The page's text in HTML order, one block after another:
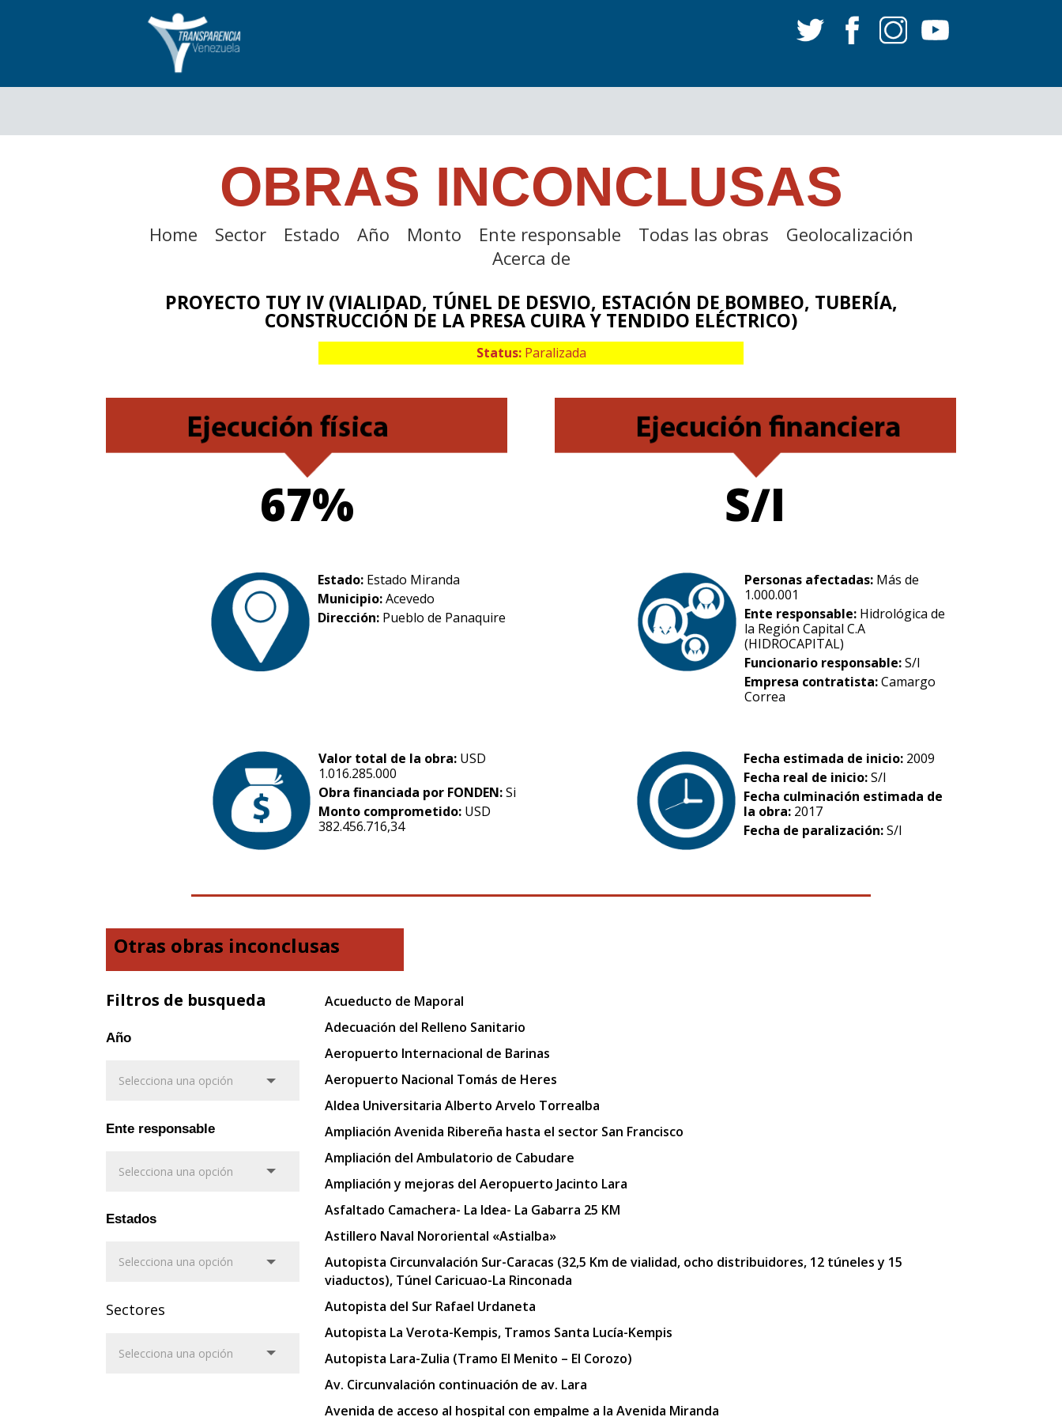
OBRAS INCONCLUSAS
Home Sector Estado Año Monto Ente responsable Todas las obras
Geolocalización
Acerca de
PROYECTO TUY IV (VIALIDAD, TÚNEL DE DESVIO, ESTACIÓN DE BOMBEO, TUBERÍA,
CONSTRUCCIÓN DE LA PRESA CUIRA Y TENDIDO ELÉCTRICO)
Status: Paralizada
67% S/I
Estado: Estado Miranda
Municipio:Acevedo
Dirección: Pueblo de Panaquire
Personas afectadas: Más de
1.000.001
Ente responsable: Hidrológica de
la Región Capital C.A
(HIDROCAPITAL)
Funcionario responsable:S/I
Empresa contratista:Camargo
Correa
Valor total de la obra: USD
1.016.285.000
Obra financiada por FONDEN:Si
Monto comprometido: USD
382.456.716,34
Fecha estimada de inicio: 2009
Fecha real de inicio:S/I
Fecha culminación estimada de
la obra: 2017
Fecha de paralización:S/I
Otras obras inconclusas
Filtros de busqueda
Año
Ente responsable
Estados
Sectores
Acueducto de Maporal
Adecuación del Relleno Sanitario
Aeropuerto Internacional de Barinas
Aeropuerto Nacional Tomás de Heres
Aldea Universitaria Alberto Arvelo Torrealba
Ampliación Avenida Ribereña hasta el sector San Francisco
Ampliación del Ambulatorio de Cabudare
Ampliación y mejoras del Aeropuerto Jacinto Lara
Asfaltado Camachera- La Idea- La Gabarra 25 KM
Astillero Naval Nororiental «Astialba»
Autopista Circunvalación Sur-Caracas (32,5 Km de vialidad, ocho distribuidores, 12 túneles y 15
viaductos), Túnel Caricuao-La Rinconada
Autopista del Sur Rafael Urdaneta
Autopista La Verota-Kempis, Tramos Santa Lucía-Kempis
Autopista Lara-Zulia (Tramo El Menito – El Corozo)
Av. Circunvalación continuación de av. Lara
Avenida de acceso al hospital con empalme a la Avenida Miranda